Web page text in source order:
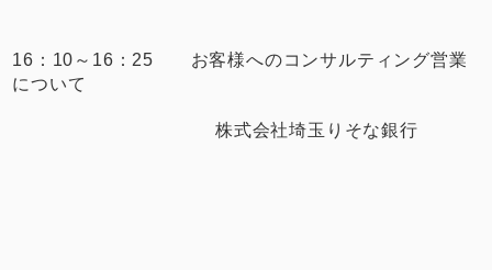
16：10～16：25 お客様へのコンサルティング営業
について
株式会社埼玉りそな銀行